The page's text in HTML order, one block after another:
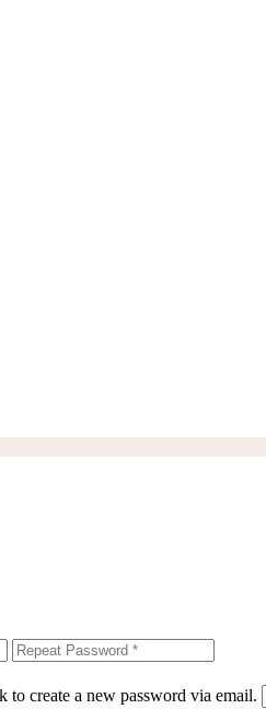
to create a new password via email.